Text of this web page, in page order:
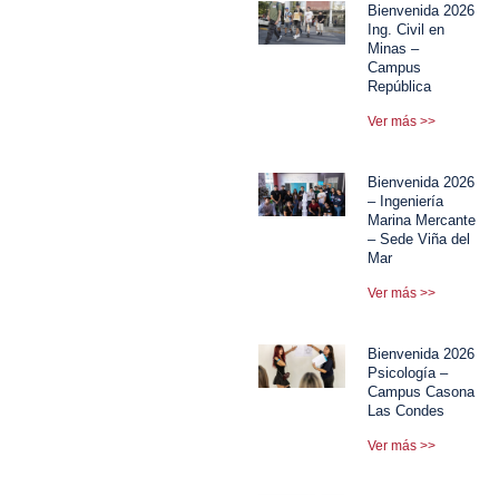
Bienvenida 2026
Ing. Civil en
Minas –
Campus
República
Ver más >>
Bienvenida 2026
– Ingeniería
Marina Mercante
– Sede Viña del
Mar
Ver más >>
Bienvenida 2026
Psicología –
Campus Casona
Las Condes
Ver más >>